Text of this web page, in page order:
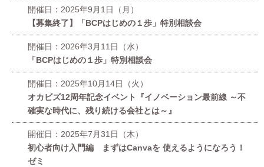
開催日：2025年9月1日（月）
【募集終了】「BCPはじめの１歩」特別相談会
開催日：2026年3月11日（水）
「BCPはじめの１歩」特別相談会
開催日：2025年10月14日（火）
オカビズ12周年記念イベント『イノベーション最前線 ～不
確実な時代に、残り続ける会社とは～』
開催日：2025年7月31日（木）
初心者向け入門編 まずはCanvaを 使えるようになろう！
ゼミ